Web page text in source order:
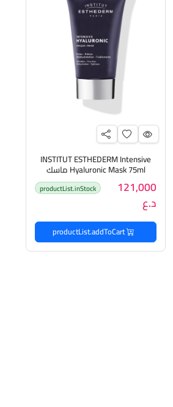
INSTITUT ESTHEDERM Intensive
Hyaluronic Mask 75ml ماسك
الهايلرونك أسد المرطب للبشرة
121,000
د.ع
productList.inStock
productList.addToCart